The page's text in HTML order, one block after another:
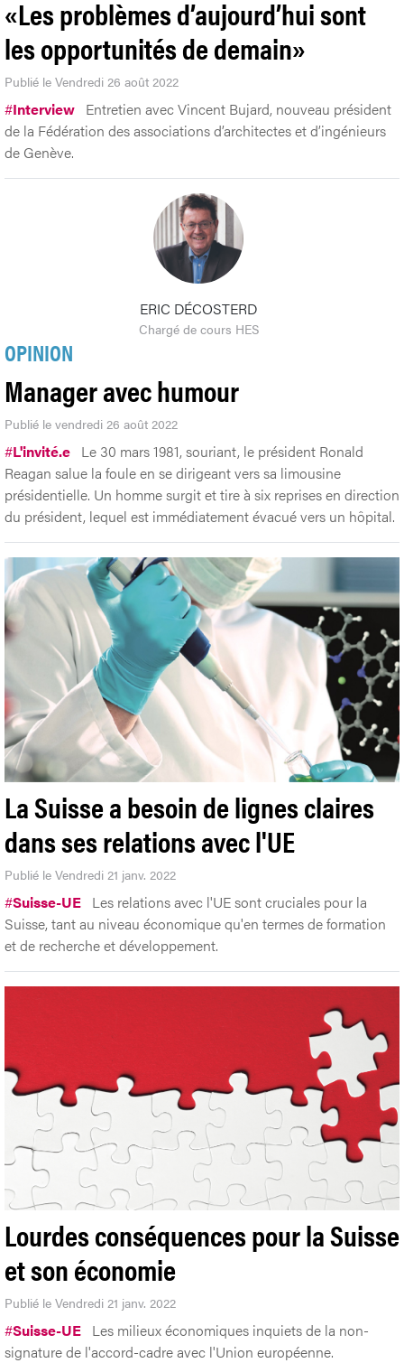
«Les problèmes d’aujourd’hui sont
les opportunités de demain»
Publié le Vendredi 26 août 2022
#Interview Entretien avec Vincent Bujard, nouveau président
de la Fédération des associations d’architectes et d’ingénieurs
de Genève.
ERIC DÉCOSTERD
Chargé de cours HES
OPINION
Manager avec humour
Publié le vendredi 26 août 2022
#L'invité.e Le 30 mars 1981, souriant, le président Ronald
Reagan salue la foule en se dirigeant vers sa limousine
présidentielle. Un homme surgit et tire à six reprises en direction
du président, lequel est immédiatement évacué vers un hôpital.
La Suisse a besoin de lignes claires
dans ses relations avec l'UE
Publié le Vendredi 21 janv. 2022
#Suisse-UE Les relations avec l'UE sont cruciales pour la
Suisse, tant au niveau économique qu'en termes de formation
et de recherche et développement.
Lourdes conséquences pour la Suisse
et son économie
Publié le Vendredi 21 janv. 2022
#Suisse-UE Les milieux économiques inquiets de la non-
signature de l'accord-cadre avec l'Union européenne.